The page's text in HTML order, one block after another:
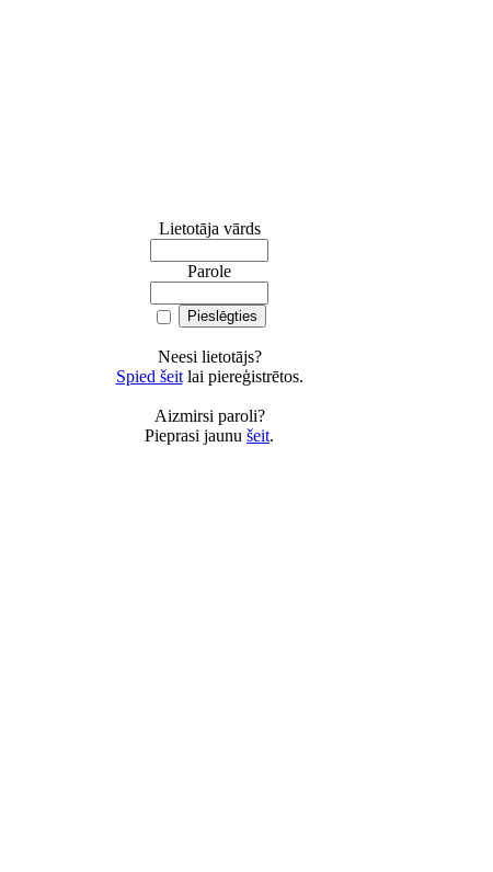
Lietotāja vārds
Parole
Neesi lietotājs?
Spied šeitlai piereģistrētos.
Aizmirsi paroli?
Pieprasi jaunu šeit.